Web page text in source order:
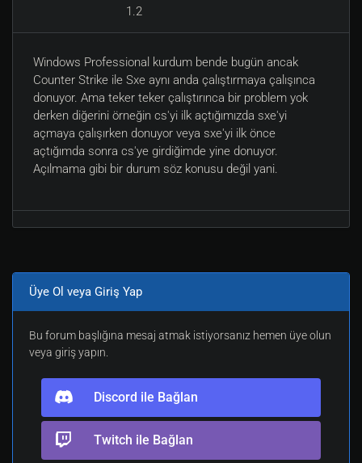
1.2
Windows Professional kurdum bende bugün ancak
Counter Strike ile Sxe aynı anda çalıştırmaya çalışınca
donuyor. Ama teker teker çalıştırınca bir problem yok
derken diğerini örneğin cs'yi ilk açtığımızda sxe'yi
açmaya çalışırken donuyor veya sxe'yi ilk önce
açtığımda sonra cs'ye girdiğimde yine donuyor.
Açılmama gibi bir durum söz konusu değil yani.
Üye Ol veya Giriş Yap
Bu forum başlığına mesaj atmak istiyorsanız hemen üye olun
veya giriş yapın.
Discord ile Bağlan
Twitch ile Bağlan